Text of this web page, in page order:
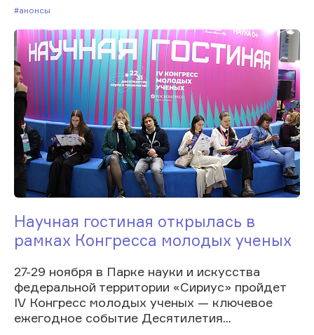
#Анонсы
Научная гостиная открылась в
рамках Конгресса молодых ученых
27-29 ноября в Парке науки и искусства
федеральной территории «Сириус» пройдет
IV Конгресс молодых ученых — ключевое
ежегодное событие Десятилетия...